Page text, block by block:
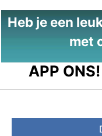
Heb je een
met
APP ONS!